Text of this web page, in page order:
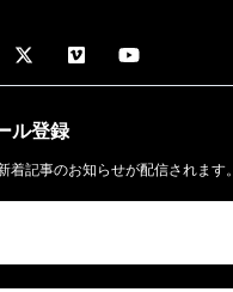
ル登録
記事のお知らせが配信されます。